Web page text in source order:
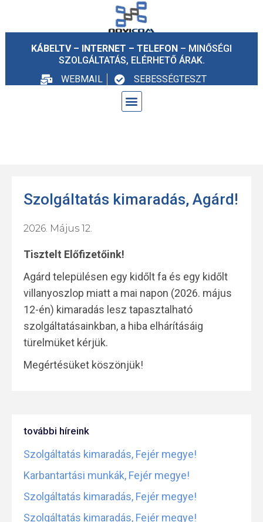
KÁBELTV – INTERNET – TELEFON – MINŐSÉGI
SZOLGÁLTATÁS, ELÉRHETŐ ÁRAK.
WEBMAIL
SEBESSÉGTESZT
Szolgáltatás kimaradás, Agárd!
2026. Május 12.
Tisztelt Előfizetőink!
Agárd településen egy kidőlt fa és egy kidőlt
villanyoszlop miatt a mai napon (2026. május
12-én) kimaradás lesz tapasztalható
szolgáltatásainkban, a hiba elhárításáig
türelmüket kérjük.
Megértésüket köszönjük!
további híreink
Szolgáltatás kimaradás, Fejér megye!
Karbantartási munkák, Fejér megye!
Szolgáltatás kimaradás, Fejér megye!
Szolgáltatás kimaradás, Fejér megye!